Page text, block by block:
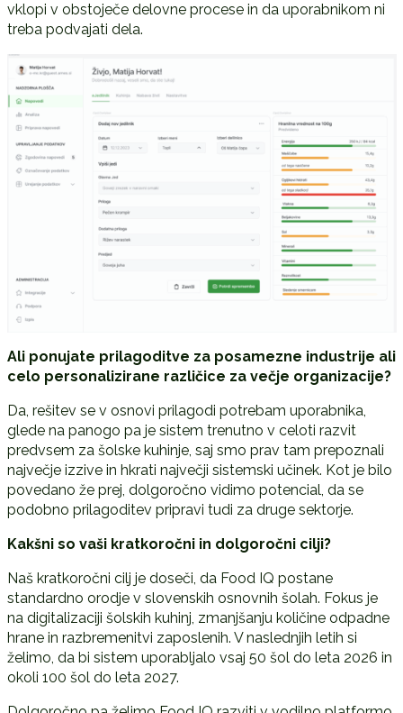
vklopi v obstoječe delovne procese in da uporabnikom ni
treba podvajati dela.
Ali ponujate prilagoditve za posamezne industrije ali
celo personalizirane različice za večje organizacije?
Da, rešitev se v osnovi prilagodi potrebam uporabnika,
glede na panogo pa je sistem trenutno v celoti razvit
predvsem za šolske kuhinje, saj smo prav tam prepoznali
največje izzive in hkrati največji sistemski učinek. Kot je bilo
povedano že prej, dolgoročno vidimo potencial, da se
podobno prilagoditev pripravi tudi za druge sektorje.
Kakšni so vaši kratkoročni in dolgoročni cilji?
Naš kratkoročni cilj je doseči, da Food IQ postane
standardno orodje v slovenskih osnovnih šolah. Fokus je
na digitalizaciji šolskih kuhinj, zmanjšanju količine odpadne
hrane in razbremenitvi zaposlenih. V naslednjih letih si
želimo, da bi sistem uporabljalo vsaj 50 šol do leta 2026 in
okoli 100 šol do leta 2027.